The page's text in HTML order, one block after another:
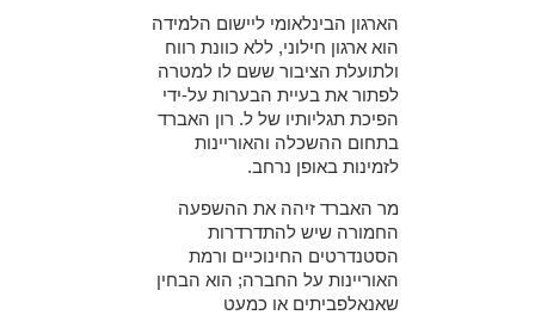
הארגון הבינלאומי ליישום הלמידה
הוא ארגון חילוני, ללא כוונת רווח
ולתועלת הציבור ששם לו למטרה
לפתור את בעיית הבערות על-ידי
הפיכת תגליותיו של ל. רון האברד
בתחום ההשכלה והאוריינות
לזמינות באופן נרחב.
מר האברד זיהה את ההשפעה
החמורה שיש להתדרדרות
הסטנדרטים החינוכיים ורמת
האוריינות על החברה; הוא הבחין
שאנאלפביתים או כמעט